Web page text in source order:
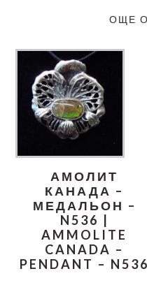
ОЩЕ
АМОЛИТ
КАНАДА –
МЕДАЛЬОН –
N536 |
AMMOLITE
CANADA –
PENDANT – N536